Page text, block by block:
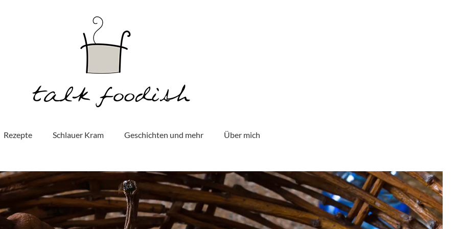
Rezepte Schlauer Kram Geschichten und mehr Über mich